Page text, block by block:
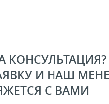
КОНСУЛЬТАЦИЯ?
И НАШ
С ВАМИ